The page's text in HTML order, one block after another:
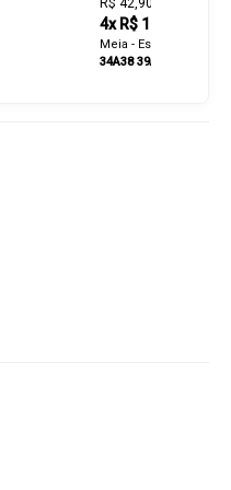
R$ 42,90
4x R$ 10,73
Meia - Estampado
34A38 39A43